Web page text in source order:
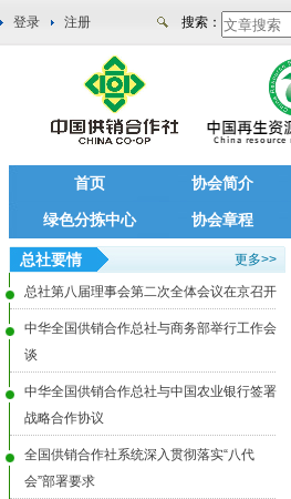
登录 注册 搜索：
首页 协会简介
绿色分拣中心 协会章程
总社要情 更多>>
总社第八届理事会第二次全体会议在京召开
中华全国供销合作总社与商务部举行工作会
谈
中华全国供销合作总社与中国农业银行签署
战略合作协议
全国供销合作社系统深入贯彻落实“八代
会”部署要求